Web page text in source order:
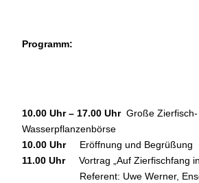
Programm:
10.00 Uhr – 17.00 Uhr Große Zierfisch-
Wasserpflanzenbörse
10.00 UhrEröffnung und Begrüßung
11.00 UhrVortrag „Auf Zierfischfang in
Referent: Uwe Werner,